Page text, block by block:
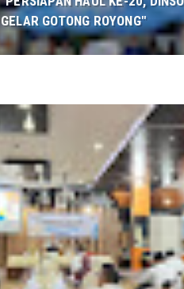
GELAR GOTONG ROYONG"